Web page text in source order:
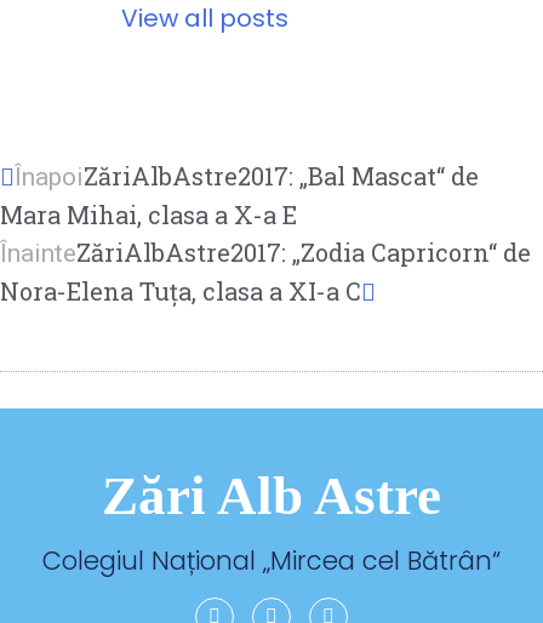
View all posts
ÎnapoiZăriAlbAstre2017: „Bal Mascat“ de
Mara Mihai, clasa a X-a E
ÎnainteZăriAlbAstre2017: „Zodia Capricorn“ de
Nora-Elena Tuța, clasa a XI-a C
Zări Alb Astre
Colegiul Național „Mircea cel Bătrân“